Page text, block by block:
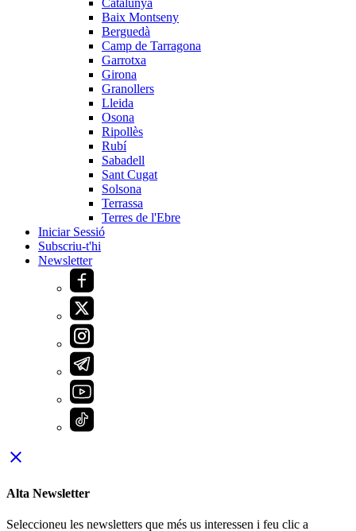
Baix Montseny
Berguedà
Camp de Tarragona
Garrotxa
Girona
Granollers
Lleida
Osona
Ripollès
Rubí
Sabadell
Sant Cugat
Solsona
Terrassa
Terres de l'Ebre
Iniciar Sessió
Subscriu-t'hi
Newsletter
close
Alta Newsletter
Seleccioneu les newsletters que més us interessen i feu clic a